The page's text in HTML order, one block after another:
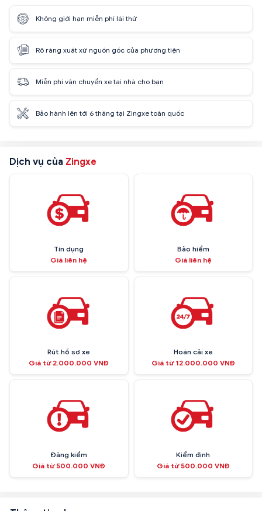
Không giới hạn miễn phí lái thử
Rõ ràng xuất xứ nguồn gốc của phương tiện
Miễn phí vận chuyển xe tại nhà cho bạn
Bảo hành lên tới 6 tháng tại Zingxe toàn quốc
Dịch vụ của Zingxe
Tín dụng
Giá liên hệ
Bảo hiểm
Giá liên hệ
Rút hồ sơ xe
Giá từ 2.000.000 VNĐ
Hoán cải xe
Giá từ 12.000.000 VNĐ
Đăng kiểm
Giá từ 500.000 VNĐ
Kiểm định
Giá từ 500.000 VNĐ